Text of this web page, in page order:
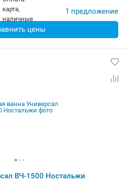
1 предложение
цены
ВЧ-1500 Ностальжи